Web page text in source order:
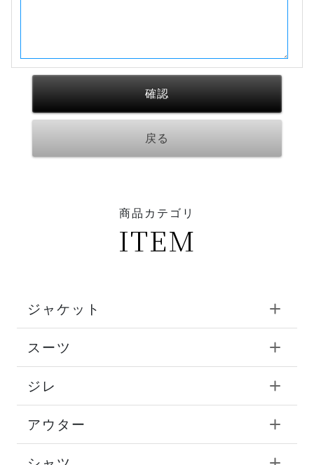
商品カテゴリ
ITEM
ジャケット
スーツ
ジレ
アウター